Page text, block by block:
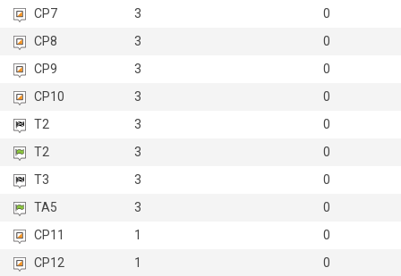
CP7
3
0
CP8
3
0
CP9
3
0
CP10
3
0
T2
3
0
T2
3
0
T3
3
0
TA5
3
0
CP11
1
0
CP12
1
0